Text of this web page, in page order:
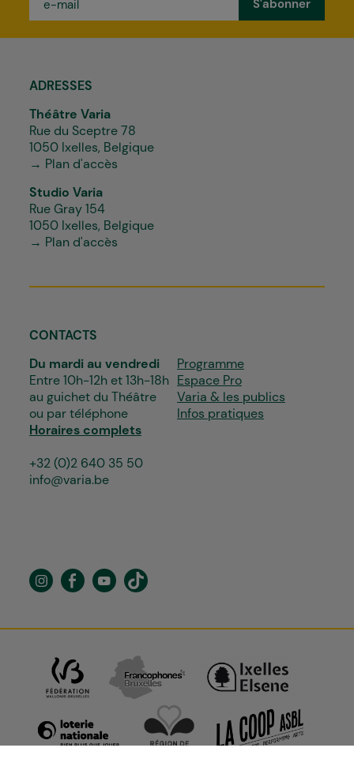
mail
ADRESSES
Théâtre Varia
Rue du Sceptre 78
1050 Ixelles, Belgique
→ Plan d'accès
Studio Varia
Rue Gray 154
1050 Ixelles, Belgique
→ Plan d'accès
CONTACTS
Du mardi au vendredi
Entre 10h-12h et 13h-18h
au guichet du Théâtre
ou par téléphone
Horaires complets
+32 (0)2 640 35 50
info@varia.be
Programme
Espace Pro
Varia & les publics
Infos pratiques